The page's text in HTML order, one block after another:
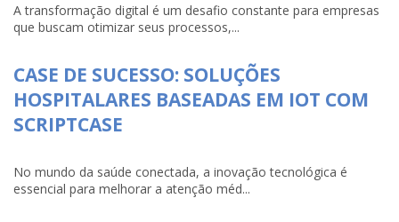
A transformação digital é um desafio constante para empresas
que buscam otimizar seus processos,...
CASE DE SUCESSO: SOLUÇÕES
HOSPITALARES BASEADAS EM IOT COM
SCRIPTCASE
No mundo da saúde conectada, a inovação tecnológica é
essencial para melhorar a atenção méd...